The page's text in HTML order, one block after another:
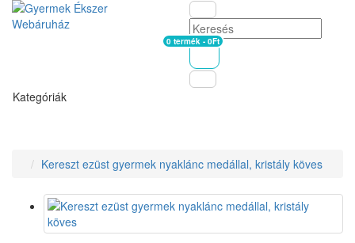
Kosár
0 termék - 0Ft
Kategóriák
Kereszt ezüst gyermek nyaklánc medállal, kristály köves